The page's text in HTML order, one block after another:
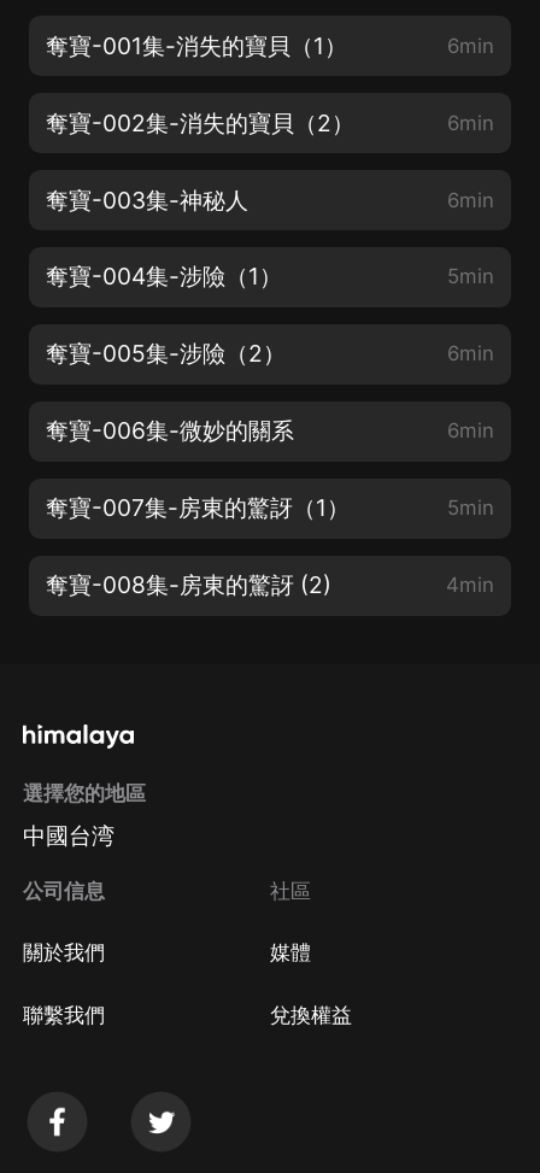
奪寶-001集-消失的寶貝（1） 6min
奪寶-002集-消失的寶貝（2） 6min
奪寶-003集-神秘人 6min
奪寶-004集-涉險（1） 5min
奪寶-005集-涉險（2） 6min
奪寶-006集-微妙的關系 6min
奪寶-007集-房東的驚訝（1） 5min
奪寶-008集-房東的驚訝 (2) 4min
選擇您的地區
中國台湾
公司信息
關於我們
聯繫我們
社區
媒體
兌換權益